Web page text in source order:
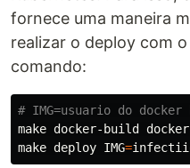
fornece uma maneira
realizar o deploy com o
comando:
# IMG=usuario do
make docker-build
make deploy IMG=